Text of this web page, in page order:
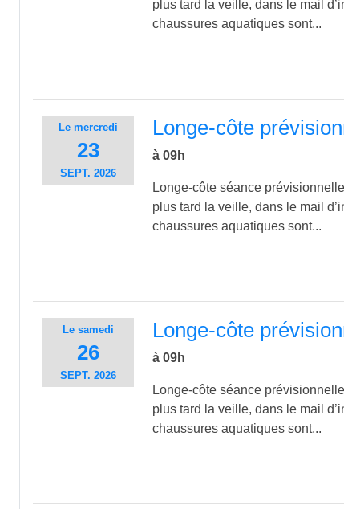
plus tard la veille, dans le mail
chaussures aquatiques sont...
Le mercredi
23
SEPT. 2026
Longe-côte
à 09h
Longe-côte séance
plus tard la veille, dans le mail
chaussures aquatiques sont...
Le samedi
26
SEPT. 2026
Longe-côte
à 09h
Longe-côte séance
plus tard la veille, dans le mail
chaussures aquatiques sont...